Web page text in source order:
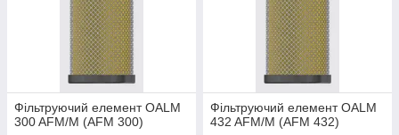
Фільтруючий елемент OALM
300 AFM/M (AFM 300)
Фільтруючий елемент OALM
432 AFM/M (AFM 432)